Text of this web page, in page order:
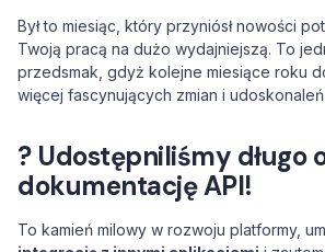
Był to miesiąc, który przyniósł nowości
Twoją pracą na dużo wydajniejszą. To
przedsmak, gdyż kolejne miesiące roku
więcej fascynujących zmian i
? Udostępniliśmy długo
dokumentację API!
To kamień milowy w rozwoju platformy,